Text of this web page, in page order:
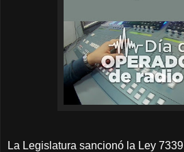
La Legislatura sancionó la Ley